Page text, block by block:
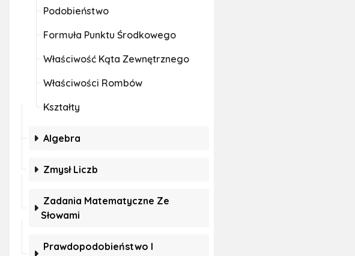
Podobieństwo
Formuła Punktu Środkowego
Właściwość Kąta Zewnętrznego
Właściwości Rombów
Kształty
Algebra
Zmysł Liczb
Zadania Matematyczne Ze
Słowami
Prawdopodobieństwo I